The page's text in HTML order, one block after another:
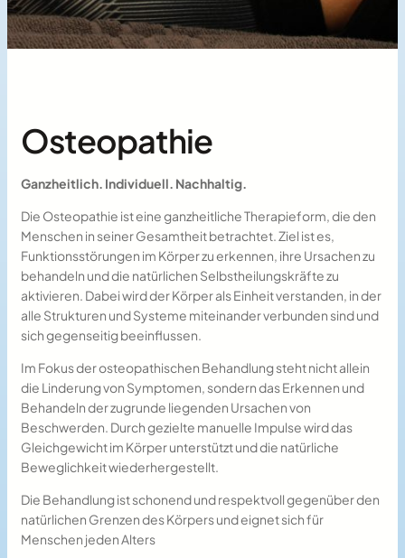
Osteopathie
Ganzheitlich. Individuell. Nachhaltig.
Die Osteopathie ist eine ganzheitliche Therapieform, die den
Menschen in seiner Gesamtheit betrachtet. Ziel ist es,
Funktionsstörungen im Körper zu erkennen, ihre Ursachen zu
behandeln und die natürlichen Selbstheilungskräfte zu
aktivieren. Dabei wird der Körper als Einheit verstanden, in der
alle Strukturen und Systeme miteinander verbunden sind und
sich gegenseitig beeinflussen.
Im Fokus der osteopathischen Behandlung steht nicht allein
die Linderung von Symptomen, sondern das Erkennen und
Behandeln der zugrunde liegenden Ursachen von
Beschwerden. Durch gezielte manuelle Impulse wird das
Gleichgewicht im Körper unterstützt und die natürliche
Beweglichkeit wiederhergestellt.
Die Behandlung ist schonend und respektvoll gegenüber den
natürlichen Grenzen des Körpers und eignet sich für
Menschen jeden Alters